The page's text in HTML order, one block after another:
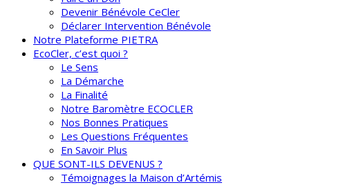
Devenir Bénévole CeCler
Déclarer Intervention Bénévole
Notre Plateforme PIETRA
EcoCler, c’est quoi ?
Le Sens
La Démarche
La Finalité
Notre Baromètre ECOCLER
Nos Bonnes Pratiques
Les Questions Fréquentes
En Savoir Plus
QUE SONT-ILS DEVENUS ?
Témoignages la Maison d’Artémis